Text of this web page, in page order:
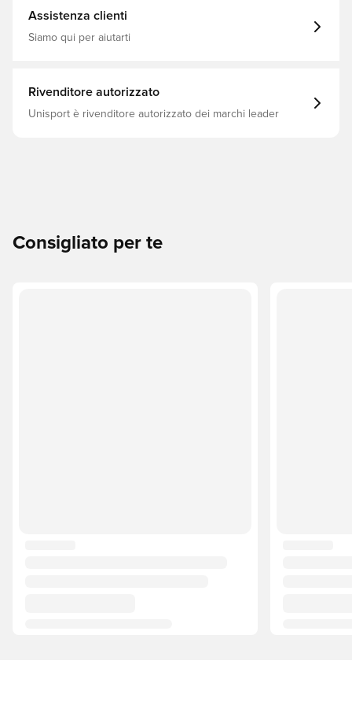
Assistenza clienti
Siamo qui per aiutarti
Rivenditore autorizzato
Unisport è rivenditore autorizzato dei marchi leader
Consigliato per te